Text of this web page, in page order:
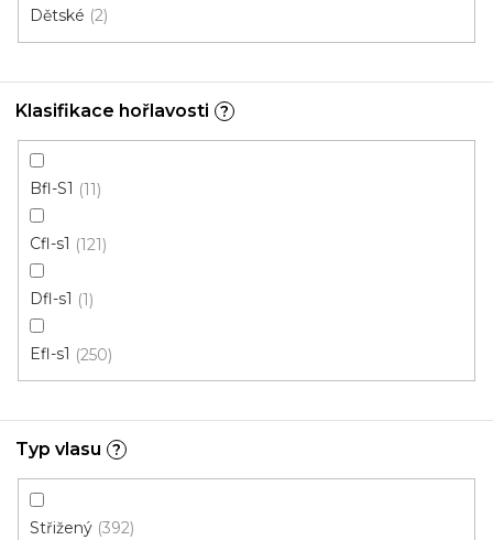
Dětské 2
Klasifikace hořlavosti ?
Bfl-S1 11
Cfl-s1 121
Dfl-s1 1
Efl-s1 250
Typ vlasu ?
Střižený 392
484 Kč/ m2